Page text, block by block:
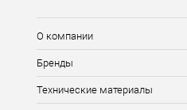
О компании
Бренды
Технические материалы